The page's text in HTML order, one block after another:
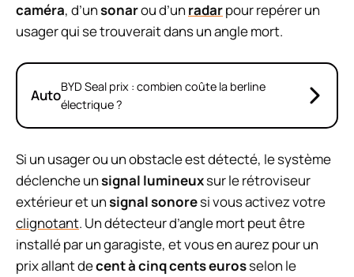
caméra, d’unsonarou d’un radarpour repérer un
usager qui se trouverait dans un angle mort.
AutoBYD Seal prix : combien coûte la berline
électrique ?
Si un usager ou un obstacle est détecté, le système
déclenche unsignal lumineuxsur le rétroviseur
extérieur et unsignal sonoresi vous activez votre
clignotant. Un détecteur d’angle mort peut être
installé par un garagiste, et vous en aurez pour un
prix allant decent à cinq cents eurosselon le